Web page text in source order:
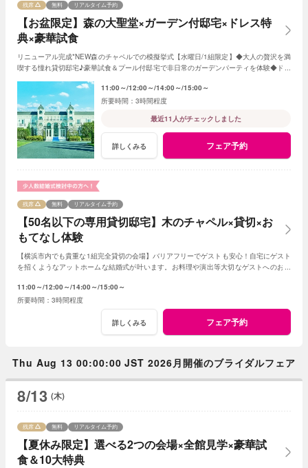
【お盆限定】森の大聖堂×ガーデン付邸宅×ドレス特
典×豪華試食
残席 無料 リアルタイム予約
リニューアル完成*NEW森のチャペルでの模擬挙式【水曜日/1組限定】◆大人の贅沢を満
喫する憧れ貸切邸宅♪豪華試食＆プール付邸宅で非日常のガーデンパーティを体験◆ドレ
11:00～ 12:00～ 14:00～ 15:00～
3時間程度
最近11人がチェックしました
詳しくみる フェア予約
【50名以下の専用貸切邸宅】木のチャペル×貸切×お
もてなし体験
残席 無料 リアルタイム予約
【横浜市内でも貴重な1組完全貸切の会場】バリアフリーでゲストも安心！自宅にゲスト
を招くようなアットホームな結婚式が叶います。お料理や演出等大切なゲストへのおも
11:00～ 12:00～ 14:00～ 15:00～
3時間程度
詳しくみる フェア予約
Thu Aug 13 00:00:00 JST 2026月開催のブライダルフェア
8/13 (木)
【夏休み限定】選べる2つの会場×全館見学×豪華試
食＆10大特典
残席 無料 リアルタイム予約